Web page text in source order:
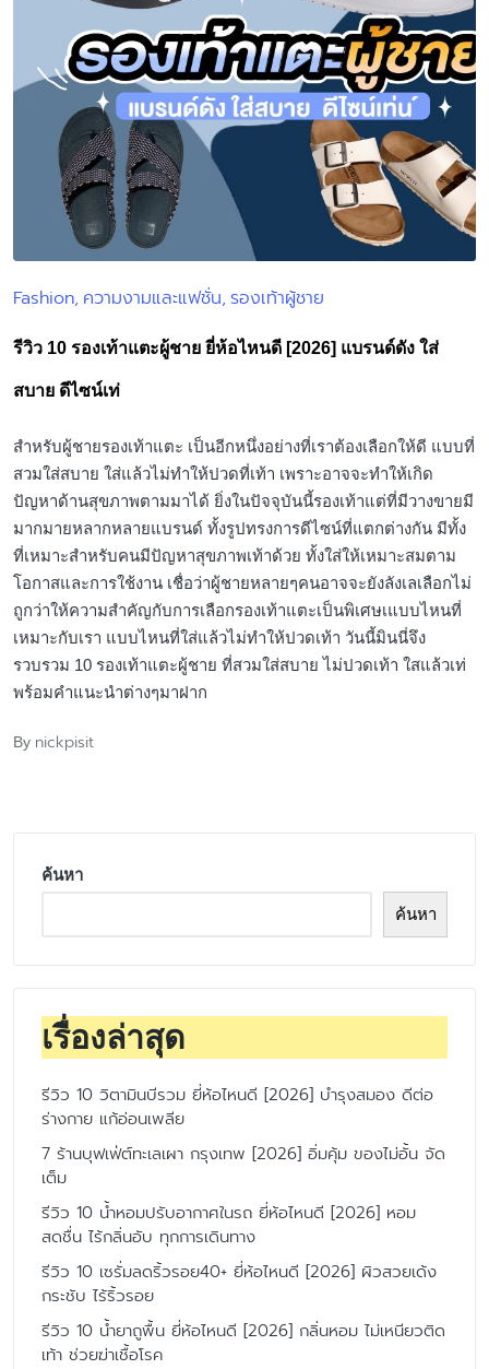
Posted
Fashion ความงามและแฟชั่น รองเท้าผู้ชาย
รีวิว 10 รองเท้าแตะผู้ชาย ยี่ห้อไหนดี [2026] แบรนด์ดัง ใส่
สบาย ดีไซน์เท่
สำหรับผู้ชายรองเท้าแตะ เป็นอีกหนึ่งอย่างที่เราต้องเลือกให้ดี แบบที่
สวมใส่สบาย ใส่แล้วไม่ทำให้ปวดที่เท้า เพราะอาจจะทำให้เกิด
ปัญหาด้านสุขภาพตามมาได้ ยิ่งในปัจจุบันนี้รองเท้าแต่ที่มีวางขายมี
มากมายหลากหลายแบรนด์ ทั้งรูปทรงการดีไซน์ที่แตกต่างกัน มีทั้ง
ที่เหมาะสำหรับคนมีปัญหาสุขภาพเท้าด้วย ทั้งใส่ให้เหมาะสมตาม
โอกาสและการใช้งาน เชื่อว่าผู้ชายหลายๆคนอาจจะยังลังเลเลือกไม่
ถูกว่าให้ความสำคัญกับการเลือกรองเท้าแตะเป็นพิเศษเแบบไหนที่
เหมาะกับเรา แบบไหนที่ใส่แล้วไม่ทำให้ปวดเท้า วันนี้มินนี่จึง
รวบรวม 10 รองเท้าแตะผู้ชาย ที่สวมใส่สบาย ไม่ปวดเท้า ใสแล้วเท่
พร้อมคำแนะนำต่างๆมาฝาก
Posted
By nickpisit
ค้นหา
ค้นหา
เรื่องล่าสุด
รีวิว 10 วิตามินบีรวม ยี่ห้อไหนดี [2026] บำรุงสมอง ดีต่อ
ร่างกาย แก้อ่อนเพลีย
7 ร้านบุฟเฟ่ต์ทะเลเผา กรุงเทพ [2026] อิ่มคุ้ม ของไม่อั้น จัด
เต็ม
รีวิว 10 น้ำหอมปรับอากาศในรถ ยี่ห้อไหนดี [2026] หอม
สดชื่น ไร้กลิ่นอับ ทุกการเดินทาง
รีวิว 10 เซรั่มลดริ้วรอย40+ ยี่ห้อไหนดี [2026] ผิวสวยเด้ง
กระชับ ไร้ริ้วรอย
รีวิว 10 น้ำยาถูพื้น ยี่ห้อไหนดี [2026] กลิ่นหอม ไม่เหนียวติด
เท้า ช่วยฆ่าเชื้อโรค